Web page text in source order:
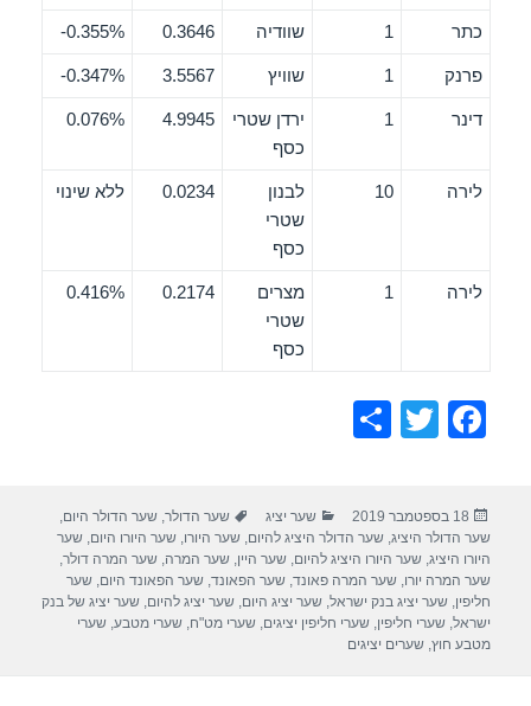
כתר 1 שוודיה 0.3646
0.355%-
פרנק 1 שוויץ 3.5567
0.347%-
דינר 1
ירדן שטרי
כסף
4.9945
0.076%
לירה 10
לבנון
שטרי
כסף
0.0234 ללא שינוי
לירה 1
מצרים
שטרי
כסף
0.2174
0.416%
F
e
b
o
o
T
er
e
פורסם
בתאריך
18 בספטמבר 2019 קטגוריות
שער יציג תגיות
שער הדולר,שער הדולר היום,
שער הדולר היציג,שער הדולר היציג להיום,שער היורו,שער היורו היום,שער
היורו היציג,שער היורו היציג להיום,שער היין,שער המרה,שער המרה דולר,
שער המרה יורו,שער המרה פאונד,שער הפאונד,שער הפאונד היום,שער
חליפין,שער יציג בנק ישראל,שער יציג היום,שער יציג להיום,שער יציג של בנק
ישראל,שערי חליפין,שערי חליפין יציגים,שערי מט"ח,שערי מטבע,שערי
מטבע חוץ,שערים יציגים